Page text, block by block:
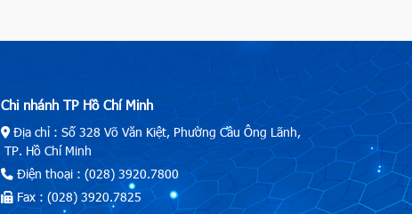
Chi nhánh TP Hồ Chí Minh
Địa chỉ : Số 328 Võ Văn Kiệt, Phường Cầu Ông Lãnh,
TP. Hồ Chí Minh
Điện thoại : (028) 3920.7800
Fax : (028) 3920.7825